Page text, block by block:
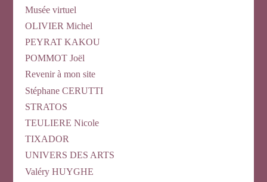
Musée virtuel
OLIVIER Michel
PEYRAT KAKOU
POMMOT Joël
Revenir à mon site
Stéphane CERUTTI
STRATOS
TEULIERE Nicole
TIXADOR
UNIVERS DES ARTS
Valéry HUYGHE